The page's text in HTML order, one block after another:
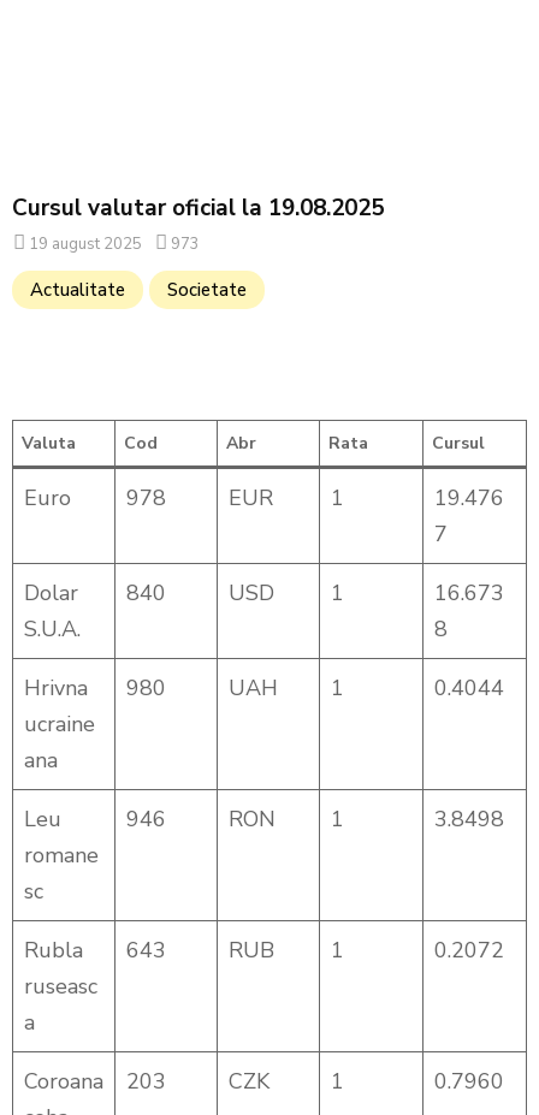
Cursul valutar oficial la 19.08.2025
19 august 2025 973
Actualitate Societate
Valuta Cod Abr Rata Cursul
Euro 978 EUR 1
19.476
7
Dolar
S.U.A.
840 USD 1
16.673
8
Hrivna
ucraine
ana
980 UAH 1 0.4044
Leu
romane
sc
946 RON 1 3.8498
Rubla
ruseasc
a
643 RUB 1 0.2072
Coroana
203 CZK 1 0.7960